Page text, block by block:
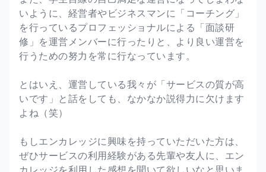
いように、経営者やビジネスマンに「コーチング」
を行っているプロフェッショナルによる「面談研
修」を運営メンバーに行ったりと、より良い運営を
行うための努力を常に行なっています。
とはいえ、運営している我々が「サービスの質が高
いです」と話をしても、なかなか説得力に欠けます
よね（笑）
もしエンカレッジに興味を持っていただいた方は、
ぜひサービスの利用経験がある先輩や友人に、エン